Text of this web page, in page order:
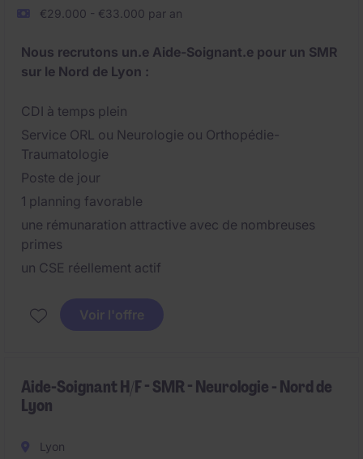
€29.000 - €33.000 par an
Nous recrutons un.e Aide-Soignant.e pour un SMR
sur le Nord de Lyon :
CDI à temps plein
Service ORL ou Neurologie ou Orthopédie-
Traumatologie
Poste de jour
1 planning favorable
une rémunaration attractive avec de nombreuses
primes
un CSE réellement actif
Voir l'offre
Aide-Soignant H/F - SMR - Neurologie - Nord de
Lyon
Lyon